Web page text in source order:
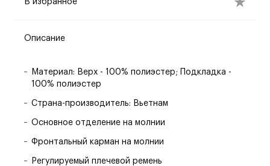
В избранное
Описание
Материал: Верх - 100% полиэстер; Подкладка -
100% полиэстер
Страна-производитель: Вьетнам
Основное отделение на молнии
Фронтальный карман на молнии
Регулируемый плечевой ремень